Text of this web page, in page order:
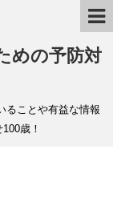
めの予防対
ることや有益な情報
歳！